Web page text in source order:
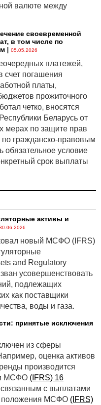
валюте между
своевременной
в том числе по
| 05.05.2026
платежей,
счет погашения
платы,
прожиточного
четко, вносятся
Беларусь от
мерах по защите прав
гражданско-правовым
обязательное условие
срок выплаты
активы и
новый МСФО (IFRS)
and Regulatory
усовершенствовать
подлежащих
как поставщики
воды и газа.
принятые исключения
из сферы
оценка активов
производится
МСФО (IFRS) 16
с выплатами
положения МСФО (IFRS)